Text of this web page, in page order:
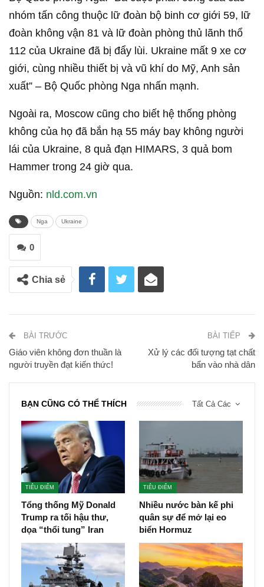
nhóm tấn công thuộc lữ đoàn bộ binh cơ giới 59, lữ
đoàn không vận 81 và lữ đoàn phòng thủ lãnh thổ
112 của Ukraine đã bị đẩy lùi. Ukraine mất 9 xe cơ
giới, cùng nhiều thiết bị và vũ khí do Mỹ, Anh sản
xuất” – Bộ Quốc phòng Nga nhấn mạnh.
Ngoài ra, Moscow cũng cho biết hệ thống phòng
không của họ đã bắn hạ 55 máy bay không người
lái của Ukraine, 8 quả đạn HIMARS, 3 quả bom
Hammer trong 24 giờ qua.
Nguồn: nld.com.vn
Nga Ukraine
0
Chia sẻ
BÀI TRƯỚC
Giáo viên không đơn thuần là
người truyền đạt kiến thức!
BÀI TIẾP
Xử lý các đối tượng tạt chất
bẩn vào nhà dân
Tất Cả Các
BẠN CŨNG CÓ THỂ THÍCH
TIÊU ĐIỂM
Tổng thống Mỹ Donald
Trump ra tối hậu thư,
dọa “thổi tung” Iran
TIÊU ĐIỂM
Nhiều nước bàn kế phi
quân sự để mở lại eo
biển Hormuz